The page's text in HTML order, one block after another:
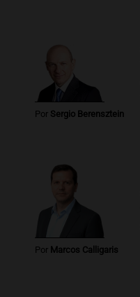
Por Sergio Berensztein
Por Marcos Calligaris